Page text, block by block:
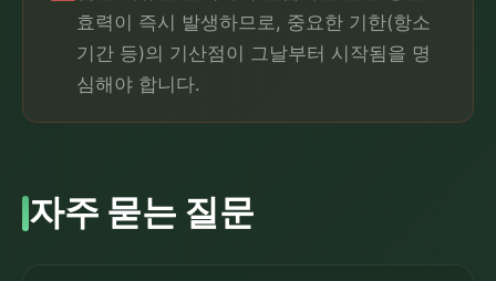
효력이 즉시 발생하므로, 중요한 기한(항소
기간 등)의 기산점이 그날부터 시작됨을 명
심해야 합니다.
자주 묻는 질문